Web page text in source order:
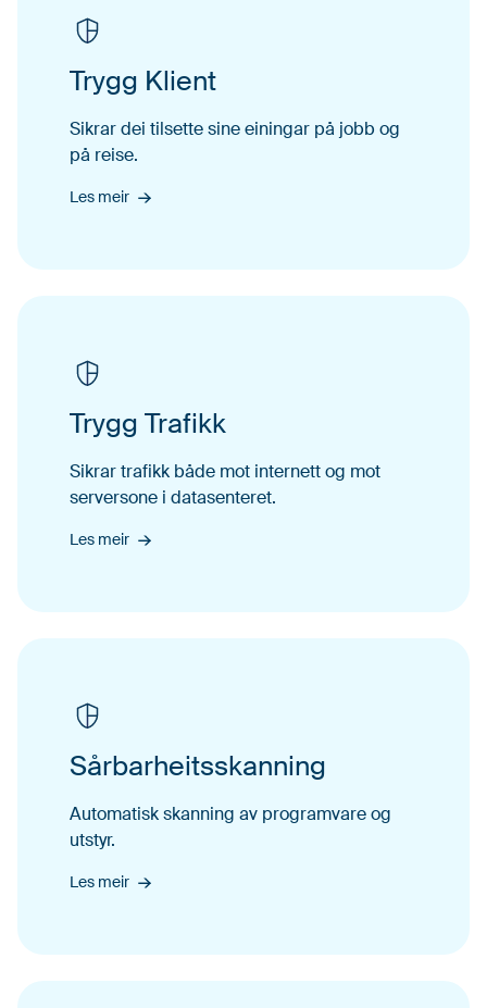
Trygg Klient
Sikrar dei tilsette sine einingar på jobb og
på reise.
Les meir
Trygg Trafikk
Sikrar trafikk både mot inter­nett og mot
server­sone i datasenteret.
Les meir
Sårbarheitsskanning
Automa­tisk skan­ning av pro­gram­vare og
utstyr.
Les meir